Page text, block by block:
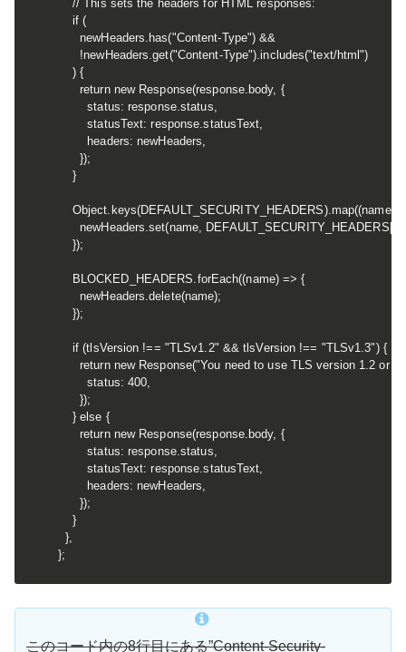
    // This sets the headers for HTML responses:
    if (
      newHeaders.has("Content-Type") &&
      !newHeaders.get("Content-Type").includes("text/html")
    ) {
      return new Response(response.body, {
        status: response.status,
        statusText: response.statusText,
        headers: newHeaders,
      });
    }
Object.keys(DEFAULT_SECURITY_HEADERS).map((name)
newHeaders.set(name,
    });
    BLOCKED_HEADERS.forEach((name) => {
      newHeaders.delete(name);
    });
    if (tlsVersion !== "TLSv1.2" && tlsVersion !== "TLSv1.3") {
return new Response("You need to use TLS version 1.2 or
        status: 400,
      });
    } else {
      return new Response(response.body, {
        status: response.status,
        statusText: response.statusText,
        headers: newHeaders,
      });
    }
  },
};
このコード内の8行目にある”Content-Security-